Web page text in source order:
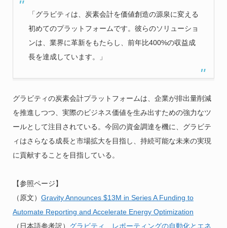
「グラビティは、炭素会計を価値創造の源泉に変える
初めてのプラットフォームです。彼らのソリューショ
ンは、業界に革新をもたらし、前年比400%の収益成
長を達成しています。」
グラビティの炭素会計プラットフォームは、企業が排出量削減
を推進しつつ、実際のビジネス価値を生み出すための強力なツ
ールとして注目されている。今回の資金調達を機に、グラビテ
ィはさらなる成長と市場拡大を目指し、持続可能な未来の実現
に貢献することを目指している。
【参照ページ】
（原文） Gravity Announces $13M in Series A Funding to
Automate Reporting and Accelerate Energy Optimization
（日本語参考訳） グラビティ、レポーティングの自動化とエネ